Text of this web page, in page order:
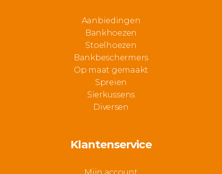
Aanbiedingen
Bankhoezen
Stoelhoezen
Bankbeschermers
Op maat gemaakt
Spreien
Sierkussens
Diversen
Klantenservice